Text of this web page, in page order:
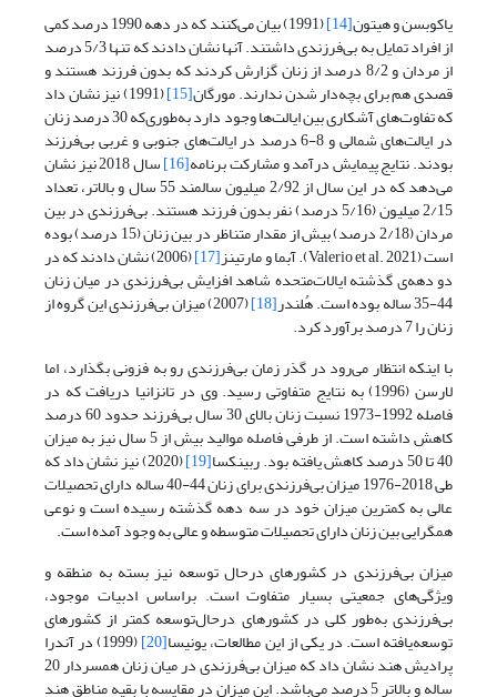
یاکوبسن و هیتون[14] (1991) بیان می‌کنند که در دهه 1990 درصد کمی
از افراد تمایل به بی‌فرزندی داشتند. آنها نشان دادند که تنها 5/3 درصد
از مردان و 8/2 درصد از زنان گزارش کردند که بدون فرزند هستند و
قصدی هم برای بچه‌دار شدن ندارند. مورگان[15] (1991) نیز نشان داد
که تفاوت‌های آشکاری بین ایالت‌ها وجود دارد به‌طوری‌که 30 درصد زنان
در ایالت‌های شمالی و 8-6 درصد در ایالت‌های جنوبی و غربی بی‌فرزند
بودند. نتایج پیمایش درآمد و مشارکت برنامه[16] سال 2018 نیز نشان
می‌دهد که در این سال از 2/92 میلیون سالمند 55 سال و بالاتر، تعداد
2/15 میلیون (5/16 درصد) نفر بدون فرزند هستند. بی‌فرزندی در بین
مردان (2/18 درصد) بیش از مقدار متناظر در بین زنان (15 درصد) بوده
است (Valerio et al. 2021). آبما و مارتینز [17] (2006) نشان دادند که در
دو دهه‌ی گذشته ایالات‌متحده شاهد افزایش بی‌فرزندی در میان زنان
44-35 ساله بوده است. هُلندر [18] (2007) میزان بی‌فرزندی این گروه از
زنان را 7 درصد برآورد کرد.
با اینکه انتظار می‌رود در گذر زمان بی‌فرزندی رو به فزونی بگذارد، اما
لارسن (1996) به نتایج متفاوتی رسید. وی در تانزانیا دریافت که در
فاصله 1992-1973 نسبت زنان بالای 30 سال بی‌فرزند حدود 60 درصد
کاهش داشته است. از طرفی فاصله موالید بیش از 5 سال نیز به میزان
40 تا 50 درصد کاهش یافته بود. ربینکسا [19] (2020) نیز نشان داد که
طی 2018-1976 میزان بی‌فرزندی برای زنان 44-40 ساله دارای تحصیلات
عالی به کمترین میزان خود در سه دهه گذشته رسیده است و نوعی
همگرایی بین زنان دارای تحصیلات متوسطه و عالی به وجود آمده است.
میزان بی‌فرزندی در کشورهای درحال توسعه نیز بسته به منطقه و
ویژگی‌های جمعیتی بسیار متفاوت است. براساس ادبیات موجود،
بی‌فرزندی به‌طور کلی در کشورهای درحال‌توسعه کمتر از کشورهای
توسعه‌یافته است. در یکی از این مطالعات، یونیسا[20] (1999) در آندرا
پرادیش هند نشان داد که میزان بی‌فرزندی در میان زنان همسردار 20
ساله و بالاتر 5 درصد می‌باشد. این میزان در مقایسه با بقیه مناطق هند